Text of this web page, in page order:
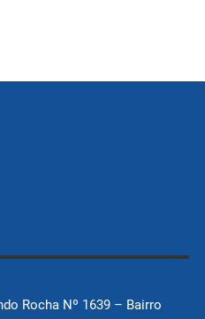
Rocha Nº 1639 – Bairro